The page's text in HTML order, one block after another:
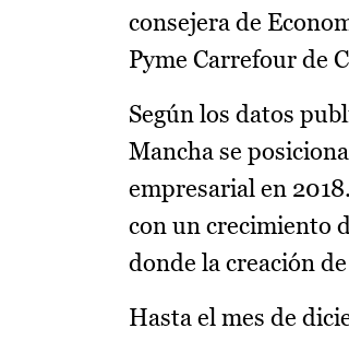
consejera de
Pyme Carrefour de
Según los datos
Mancha se
empresarial en
con un crecimiento
donde la creación
Hasta el mes de